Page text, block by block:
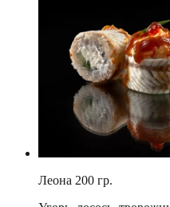
Леона 200 гр.